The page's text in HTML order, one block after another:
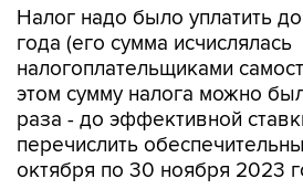
Налог надо было уплатить
года (его сумма исчислялась
налогоплательщиками
этом сумму налога можно
раза - до эффективной
перечислить
октября по 30 ноября 2023